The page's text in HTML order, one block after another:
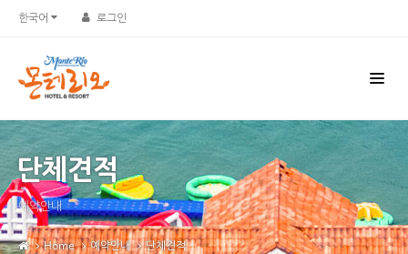
한국어 로그인
단체견적
예약안내
Home 예약안내 단체견적